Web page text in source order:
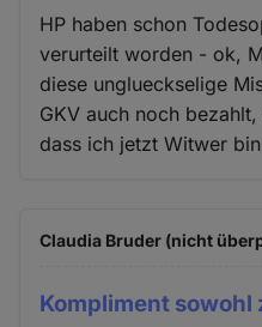
HP haben schon
verurteilt worden - ok,
diese unglueckselige
GKV auch noch
dass ich jetzt Witwer
Claudia Bruder (nicht
Kompliment sowohl